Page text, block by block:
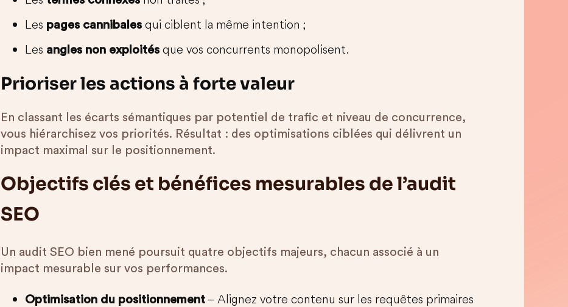
Les pages cannibales qui ciblent la même intention ;
Les angles non exploités que vos concurrents monopolisent.
Prioriser les actions à forte valeur
En classant les écarts sémantiques par potentiel de trafic et niveau de concurrence,
vous hiérarchisez vos priorités. Résultat : des optimisations ciblées qui délivrent un
impact maximal sur le positionnement.
Objectifs clés et bénéfices mesurables de l’audit
SEO
Un audit SEO bien mené poursuit quatre objectifs majeurs, chacun associé à un
impact mesurable sur vos performances.
Optimisation du positionnement – Alignez votre contenu sur les requêtes primaires